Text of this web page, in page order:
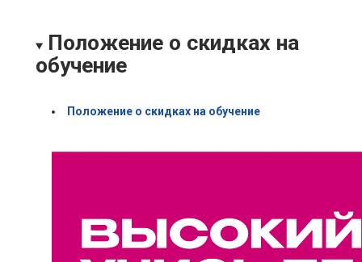
Положение о скидках на
обучение
Положение о скидках на обучение